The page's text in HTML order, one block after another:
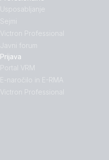
Usposabljanje
Sejmi
Victron Professional
Javni forum
Prijava
Portal VRM
E-naročilo in E-RMA
Victron Professional